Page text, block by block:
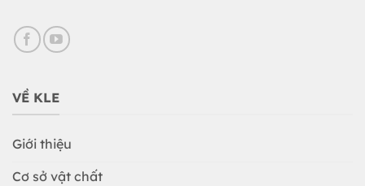
VỀ KLE
Giới thiệu
Cơ sở vật chất